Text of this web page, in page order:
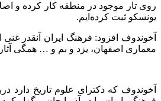
یونسکو ثبت کرده‌ایم.
آخوندوف افزود: فرهنگ ایران آنقدر
معماری اصفهان، یزد و بم و … همگی
آخوندوف که دکترای علوم تاریخ دارد